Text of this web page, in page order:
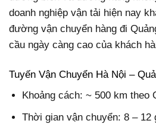
doanh nghiệp vận tải hiện nay
đường vận chuyển hàng đi
cầu ngày càng cao của khách
Tuyến Vận Chuyển Hà Nội –
Khoảng cách: ~ 500 km theo
Thời gian vận chuyển: 8 – 12